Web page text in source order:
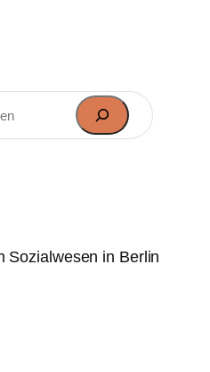
Sozialwesen in Berlin